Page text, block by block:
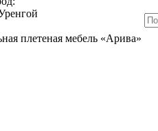
плетеная мебель «Арива»